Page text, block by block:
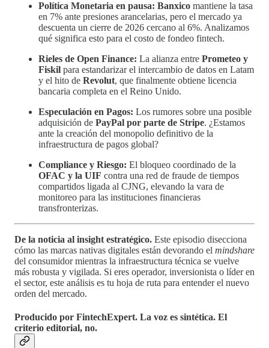
Política Monetaria en pausa: Banxico mantiene la tasa
en 7% ante presiones arancelarias, pero el mercado ya
descuenta un cierre de 2026 cercano al 6%. Analizamos
qué significa esto para el costo de fondeo fintech.
Rieles de Open Finance: La alianza entre Prometeo y
Fiskil para estandarizar el intercambio de datos en Latam
y el hito de Revolut, que finalmente obtiene licencia
bancaria completa en el Reino Unido.
Especulación en Pagos: Los rumores sobre una posible
adquisición de PayPal por parte de Stripe. ¿Estamos
ante la creación del monopolio definitivo de la
infraestructura de pagos global?
Compliance y Riesgo: El bloqueo coordinado de la
OFAC y la UIF contra una red de fraude de tiempos
compartidos ligada al CJNG, elevando la vara de
monitoreo para las instituciones financieras
transfronterizas.
De la noticia al insight estratégico. Este episodio disecciona
cómo las marcas nativas digitales están devorando el mindshare
del consumidor mientras la infraestructura técnica se vuelve
más robusta y vigilada. Si eres operador, inversionista o líder en
el sector, este análisis es tu hoja de ruta para entender el nuevo
orden del mercado.
Producido por FintechExpert. La voz es sintética. El
criterio editorial, no.